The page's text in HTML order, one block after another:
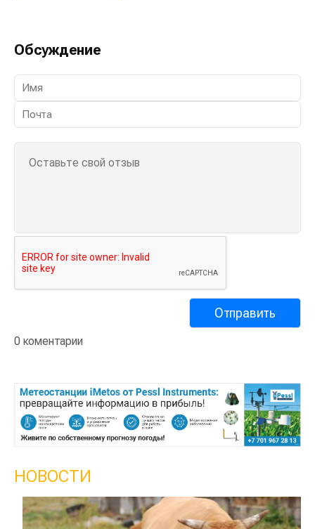
Обсуждение
0 коментарии
НОВОСТИ